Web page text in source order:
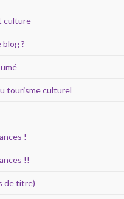
culture
blog ?
tourisme culturel
!
!!
de titre)